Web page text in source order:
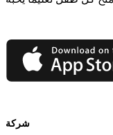
App Store
شركة